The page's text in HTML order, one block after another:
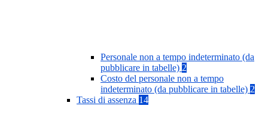
Personale non a tempo indeterminato (da
pubblicare in tabelle) 2
Costo del personale non a tempo
indeterminato (da pubblicare in tabelle) 2
Tassi di assenza 14